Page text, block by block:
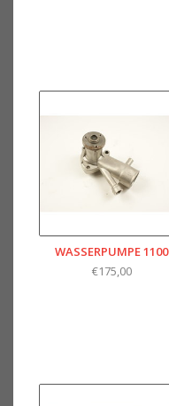
WASSERPUMPE 1100
€175,00